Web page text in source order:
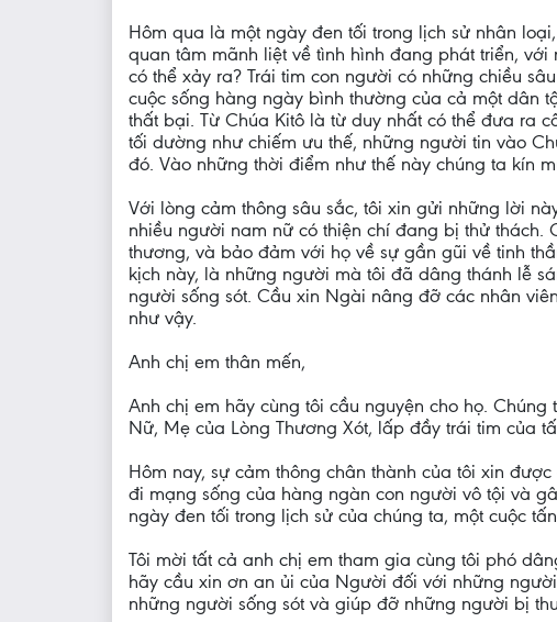
Hôm qua là một ngày đen tối trong lịch sử nhân
quan tâm mãnh liệt về tình hình đang phát triển,
có thể xảy ra? Trái tim con người có những chiều
cuộc sống hàng ngày bình thường của cả một dân
thất bại. Từ Chúa Kitô là từ duy nhất có thể đưa ra
tối dường như chiếm ưu thế, những người tin vào
đó. Vào những thời điểm như thế này chúng ta kín
Với lòng cảm thông sâu sắc, tôi xin gửi những lời
nhiều người nam nữ có thiện chí đang bị thử
thương, và bảo đảm với họ về sự gần gũi về tinh
kịch này, là những người mà tôi đã dâng thánh lễ
người sống sót. Cầu xin Ngài nâng đỡ các nhân
như vậy.
Anh chị em thân mến,
Anh chị em hãy cùng tôi cầu nguyện cho họ.
Nữ, Mẹ của Lòng Thương Xót, lấp đầy trái tim của
Hôm nay, sự cảm thông chân thành của tôi xin
đi mạng sống của hàng ngàn con người vô tội và
ngày đen tối trong lịch sử của chúng ta, một cuộc
Tôi mời tất cả anh chị em tham gia cùng tôi phó
hãy cầu xin ơn an ủi của Người đối với những
những người sống sót và giúp đỡ những người bị